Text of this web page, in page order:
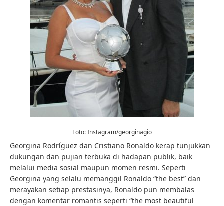
Foto: Instagram/georginagio
Georgina Rodríguez dan Cristiano Ronaldo kerap tunjukkan
dukungan dan pujian terbuka di hadapan publik, baik
melalui media sosial maupun momen resmi. Seperti
Georgina yang selalu memanggil Ronaldo “the best” dan
merayakan setiap prestasinya, Ronaldo pun membalas
dengan komentar romantis seperti “the most beautiful